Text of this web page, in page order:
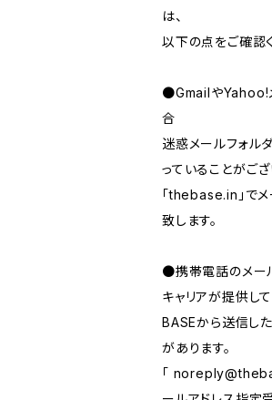
は、
以下の点をご確認
●GmailやYahoo!
合
迷惑メールフォル
っていることがござ
「thebase.in」で
致します。
●携帯電話のメー
キャリアが提供し
BASEから送信し
があります。
「